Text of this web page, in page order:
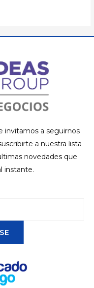
invitamos a seguirnos
a nuestra lista
novedades que
instante.